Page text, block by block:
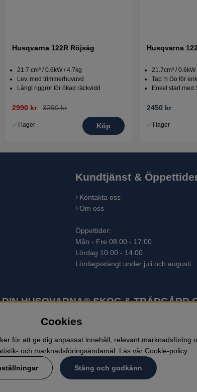
Husqvarna 122R Röjsåg
21.7 cm³ / 0.6kW / 4.7kg
Lev. med trimmerhuvuvd
Långt riggrör för ökad räckvidd
2990 kr 3290 kr
I lager Köp
Husqvarna
21.7cm³ /
Tap 'n Go för
Enkel start med
2450 kr
I lager
Kundtjänst &
Kontakta oss
Om oss
Öppettider:
Mån - Fre 08.00 - 17:00
Lördag 10.00 - 14.00
Lördagsstängt under juli och augusti
HUSQVARNA® SKOG & TRÄDGÅRD
och trädgårdsmaskiner. I sortimentet finns bl.a.
Cookies
för att ge dig anpassat innehåll, relevant
och marknadsföringsändamål. Läs vår Cookie-policy.
Stäng och godkänn